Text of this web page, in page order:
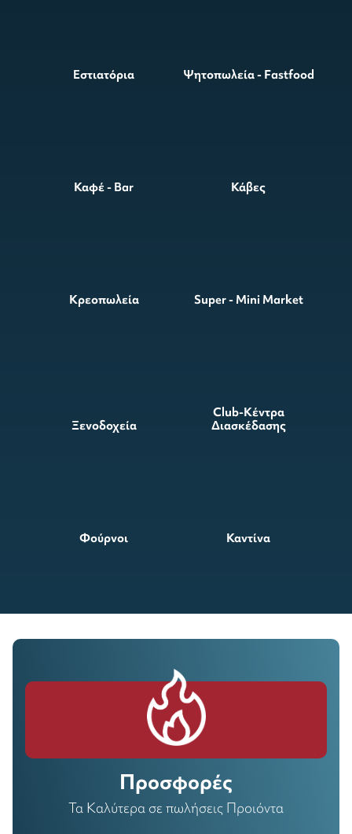
Εστιατόρια Ψητοπωλεία - Fastfood
Καφέ - Bar Κάβες
Κρεοπωλεία Super - Mini Market
Ξενοδοχεία
Club-Κέντρα
Διασκέδασης
Φούρνοι Καντίνα
Προσφορές
Τα Καλύτερα σε πωλήσεις Προιόντα